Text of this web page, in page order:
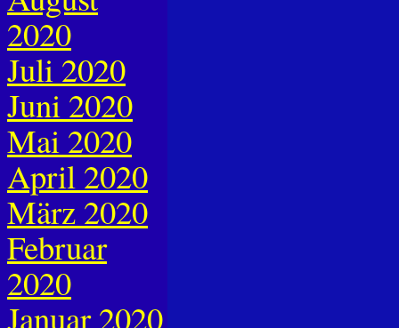
2020
Juli 2020
Juni 2020
Mai 2020
April 2020
März 2020
Februar
2020
Januar 2020